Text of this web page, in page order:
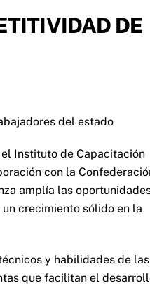
DE
del estado
el Instituto de Capacitación
con la
amplía las
crecimiento sólido en la
y habilidades de
que facilitan el